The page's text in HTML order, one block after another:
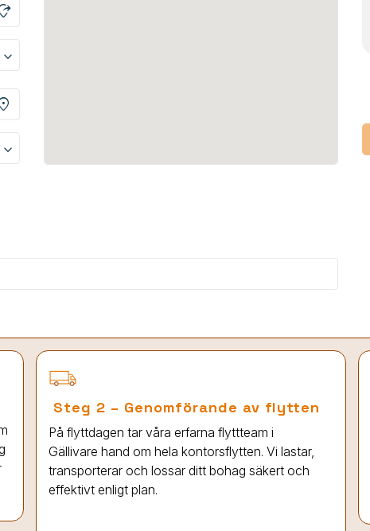
keyboard_arrow_down
keyboard_arrow_down
Steg 2 – Genomförande av flytten
På flyttdagen tar våra erfarna flyttteam i
Gällivare hand om hela kontorsflytten. Vi lastar,
transporterar och lossar ditt bohag säkert och
effektivt enligt plan.